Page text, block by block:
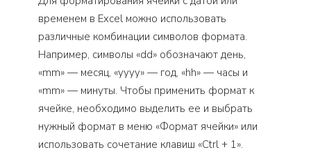
временем в Excel можно использовать
различные комбинации символов формата.
Например, символы «dd» обозначают день,
«mm» — месяц, «yyyy» — год, «hh» — часы и
«mm» — минуты. Чтобы применить формат к
ячейке, необходимо выделить ее и выбрать
нужный формат в меню «Формат ячейки» или
использовать сочетание клавиш «Ctrl + 1».